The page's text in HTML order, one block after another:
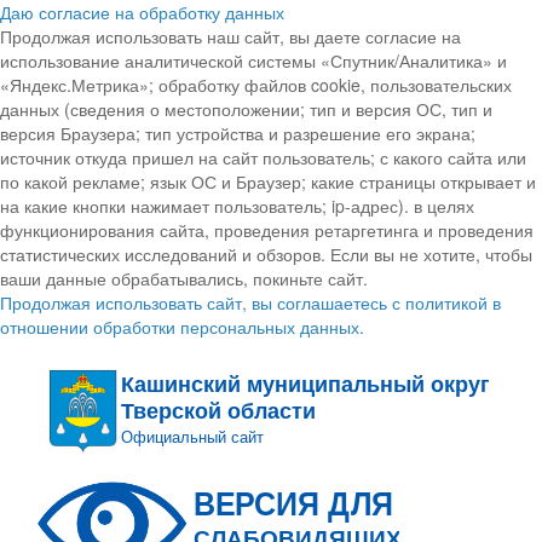
Даю согласие на обработку данных
Продолжая использовать наш сайт, вы даете согласие на
использование аналитической системы «Спутник/Аналитика» и
«Яндекс.Метрика»; обработку файлов cookie, пользовательских
данных (сведения о местоположении; тип и версия ОС, тип и
версия Браузера; тип устройства и разрешение его экрана;
источник откуда пришел на сайт пользователь; с какого сайта или
по какой рекламе; язык ОС и Браузер; какие страницы открывает и
на какие кнопки нажимает пользователь; ip-адрес). в целях
функционирования сайта, проведения ретаргетинга и проведения
статистических исследований и обзоров. Если вы не хотите, чтобы
ваши данные обрабатывались, покиньте сайт.
Продолжая использовать сайт, вы соглашаетесь с политикой в
отношении обработки персональных данных.